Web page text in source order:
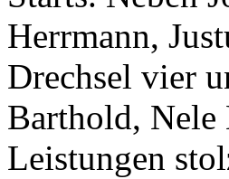
Herrmann,
Drechsel vier
Barthold, Nele
Leistungen